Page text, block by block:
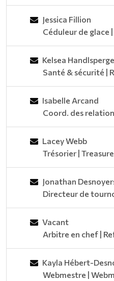
Jessica Fillion
Céduleur de glace
Kelsea
Santé & sécurité |
Isabelle Arcand
Coord. des
Lacey Webb
Trésorier |
Jonathan
Directeur de
Vacant
Arbitre en chef |
Kayla Hébert-
Webmestre |